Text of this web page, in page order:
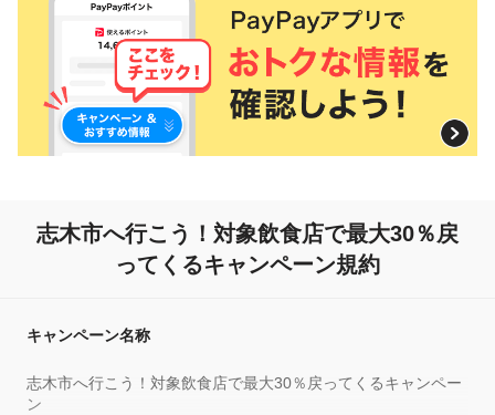
志木市へ行こう！ 対象飲食店で最大30％戻
ってくるキャンペーン規約
キャンペーン名称
志木市へ行こう！対象飲食店で最大30％戻ってくるキャンペー
ン